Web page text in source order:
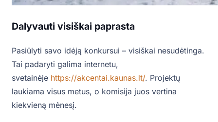
Dalyvauti visiškai paprasta
Pasiūlyti savo idėją konkursui – visiškai nesudėtinga.
Tai padaryti galima internetu,
svetainėje https://akcentai.kaunas.lt/. Projektų
laukiama visus metus, o komisija juos vertina
kiekvieną mėnesį.